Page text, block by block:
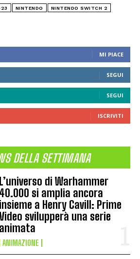
MI PIACE
SEGUI
SEGUI
ISCRIVITI
DELLA SETTIMANA
L’universo di Warhammer
40.000 si amplia ancora
insieme a Henry Cavill: Prime
svilupperà una serie
animata
ANIMAZIONE
NINTENDO NINTENDO SWITCH 2